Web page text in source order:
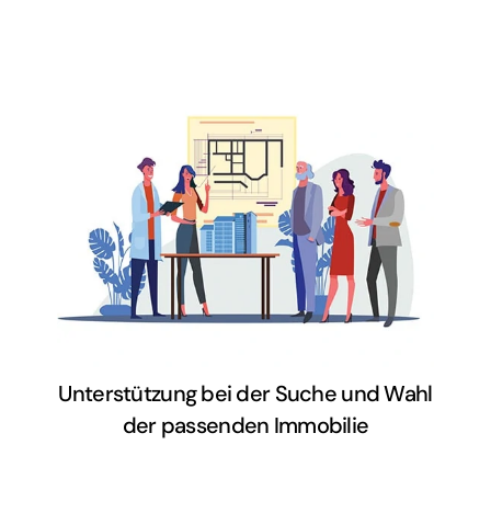
Unterstützung bei der Suche und Wahl
der passenden Immobilie
Ihr habt noch kein geeignetes Objekt
gefunden? Gern könnt ihr uns für die
Suche nach dem passenden
Zuhause für euch beauftragen.